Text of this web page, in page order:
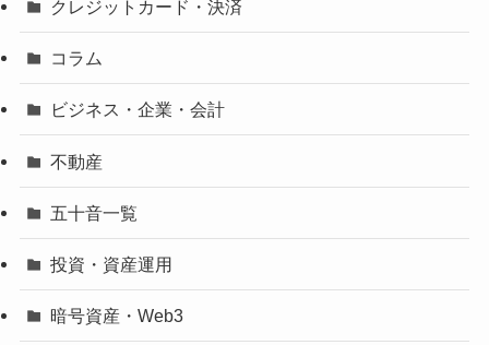
クレジットカード・決済
コラム
ビジネス・企業・会計
不動産
五十音一覧
投資・資産運用
暗号資産・Web3